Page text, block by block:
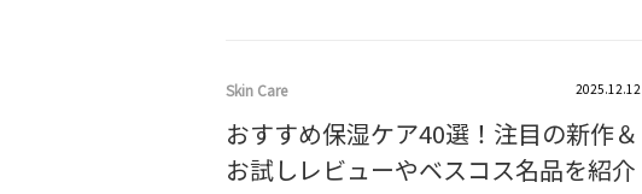
Skin Care 2025.12.12
おすすめ保湿ケア40選！注目の新作＆
お試しレビューやベスコス名品を紹介